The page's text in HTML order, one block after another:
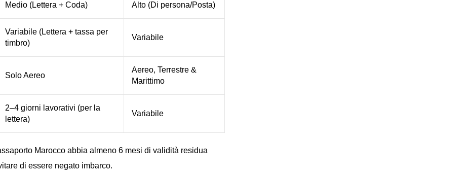
Medio (Lettera + Coda) Alto (Di persona/Posta)
Variabile (Lettera + tassa per
timbro)
Variabile
Solo Aereo
Aereo, Terrestre &
Marittimo
2–4 giorni lavorativi (per la
lettera)
Variabile
Marocco abbia almeno 6 mesi di validità residua
di essere negato imbarco.